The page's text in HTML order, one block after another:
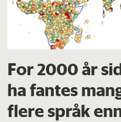
For 2000 år
ha fantes
flere språk